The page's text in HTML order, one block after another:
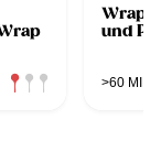
Wraps
und
>60 MIN